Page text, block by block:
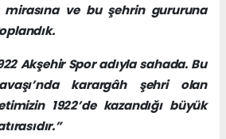
ve bu şehrin gururuna
Akşehir Spor adıyla sahada. Bu
karargâh şehri olan
1922’de kazandığı büyük